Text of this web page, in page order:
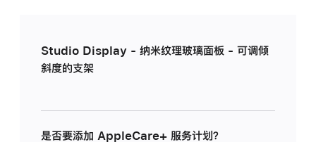
Studio Display - 纳米纹理玻璃面板 - 可调倾
斜度的支架
是否要添加 AppleCare+ 服务计划？